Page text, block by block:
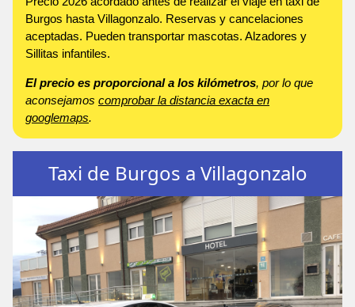
Burgos hasta Villagonzalo. Reservas y cancelaciones
aceptadas. Pueden transportar mascotas. Alzadores y
Sillitas infantiles.
El precio es proporcional a los kilómetros, por lo que
aconsejamos comprobar la distancia exacta en
googlemaps.
Taxi de Burgos a Villagonzalo